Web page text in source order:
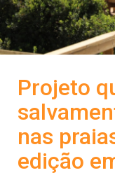
Projeto
nas
edição